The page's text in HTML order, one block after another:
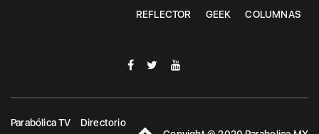
REFLECTOR GEEK COLUMNAS
Parabólica TV
Directorio